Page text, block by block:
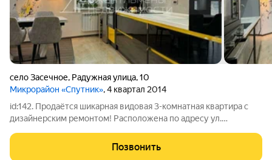
село Засечное, Радужная улица,10
Микрорайон «Спутник», 4 квартал 2014
id:142. Продаётся шикарная видовая 3-комнатная квартира с
дизайнерским ремонтом! Расположена по адресу ул.
площадь - 60.6 кв.м. В квартире выполнен дизайнерский
ремонт с использованием
Позвонить